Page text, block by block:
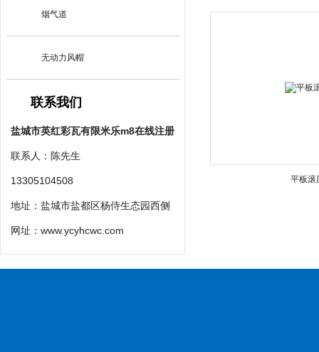
烟气道
无动力风帽
联系我们
盐城市英红彩瓦有限米乐m8在线注册
联系人：陈先生
13305104508
地址：盐城市盐都区杨侍生态园西侧
网址： www.ycyhcwc.com
平板滚